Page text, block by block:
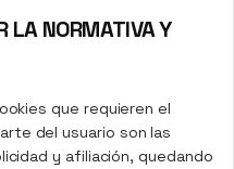
LA NORMATIVA Y
que requieren el
del usuario son las
y afiliación, quedando